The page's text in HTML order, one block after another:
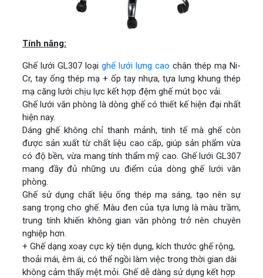
Tính năng:
Ghế lưới GL307 loại ghế lưới lưng cao chân thép mạ Ni-
Cr, tay ống thép mạ + ốp tay nhựa, tựa lưng khung thép
mạ căng lưới chịu lực kết hợp đệm ghế mút bọc vải.
Ghế lưới văn phòng là dòng ghế có thiết kế hiện đại nhất
hiện nay.
Dáng ghế không chỉ thanh mảnh, tinh tế mà ghế còn
được sản xuất từ chất liệu cao cấp, giúp sản phẩm vừa
có độ bền, vừa mang tính thẩm mỹ cao. Ghế lưới GL307
mang đầy đủ những ưu điểm của dòng ghế lưới văn
phòng.
Ghế sử dụng chất liệu ống thép mạ sáng, tạo nên sự
sang trọng cho ghế. Màu đen của tựa lưng là màu trầm,
trung tính khiến không gian văn phòng trở nên chuyên
nghiệp hơn.
+ Ghế dạng xoay cực kỳ tiện dụng, kích thước ghế rộng,
thoải mái, êm ái, có thể ngồi làm việc trong thời gian dài
không cảm thấy mệt mỏi. Ghế dễ dàng sử dụng kết hợp